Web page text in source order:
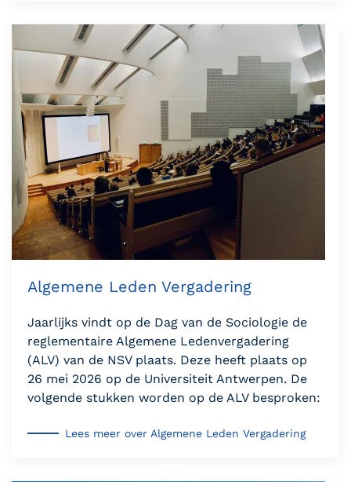
Algemene Leden Vergadering
Jaarlijks vindt op de Dag van de Sociologie de
reglementaire Algemene Ledenvergadering
(ALV) van de NSV plaats. Deze heeft plaats op
26 mei 2026 op de Universiteit Antwerpen. De
volgende stukken worden op de ALV besproken:
Lees meer over Algemene Leden Vergadering